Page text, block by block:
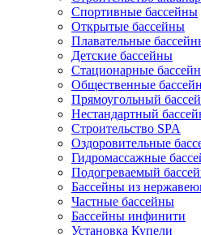
Спортивные бассейны
Открытые бассейны
Плавательные
Детские бассейны
Стационарные
Общественные
Прямоугольный
Нестандартный
Строительство SPA
Оздоровительные
Гидромассажные
Подогреваемый
Бассейны из
Частные бассейны
Бассейны инфинити
Установка Купели